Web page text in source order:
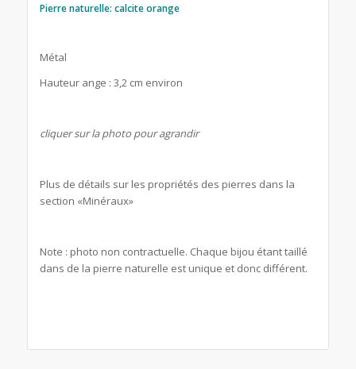
Pierre naturelle: calcite orange
Métal
Hauteur ange : 3,2 cm environ
cliquer sur la photo pour agrandir
Plus de détails sur les propriétés des pierres dans la
section «Minéraux»
Note : photo non contractuelle. Chaque bijou étant taillé
dans de la pierre naturelle est unique et donc différent.